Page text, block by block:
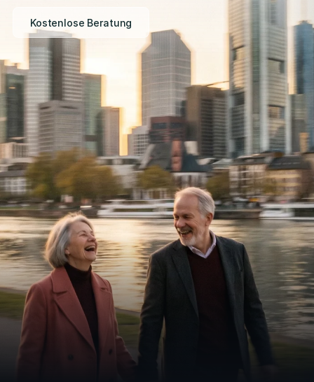
Kostenlose Beratung